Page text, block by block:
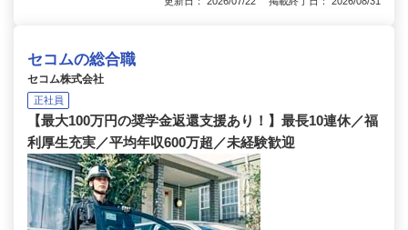
セコムの総合職
セコム株式会社
正社員
【最大100万円の奨学金返還支援あり！】最長10連休／福
利厚生充実／平均年収600万超／未経験歓迎